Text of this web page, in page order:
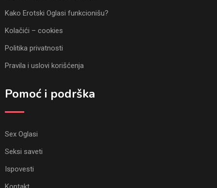
Kako Erotski Oglasi funkcionišu?
Kolačići – cookies
Politika privatnosti
Pravila i uslovi korišćenja
Pomoć i podrška
Sex Oglasi
Seksi saveti
Ispovesti